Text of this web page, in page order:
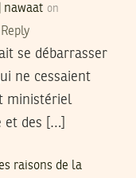
nawaat on
Reply
se débarrasser
ne cessaient
ministériel
et des […]
raisons de la